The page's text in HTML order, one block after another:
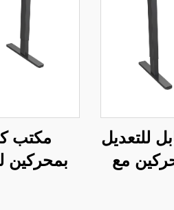
للتعديل
مع
مكتب
بمحركين